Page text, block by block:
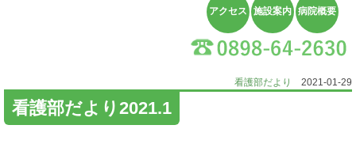
アクセス 施設案内 病院概要
看護部だより 2021-01-29
看護部だより2021.1